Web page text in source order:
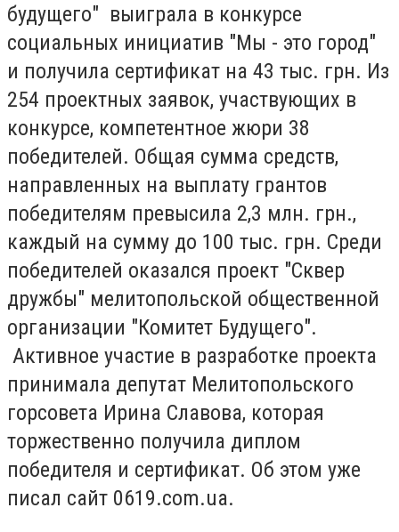
будущего" выиграла в конкурсе
социальных инициатив "Мы - это город"
и получила сертификат на 43 тыс. грн. Из
254 проектных заявок, участвующих в
конкурсе, компетентное жюри 38
победителей. Общая сумма средств,
направленных на выплату грантов
победителям превысила 2,3 млн. грн.,
каждый на сумму до 100 тыс. грн. Среди
победителей оказался проект "Сквер
дружбы" мелитопольской общественной
организации "Комитет Будущего".
Активное участие в разработке проекта
принимала депутат Мелитопольского
горсовета Ирина Славова, которая
торжественно получила диплом
победителя и сертификат. Об этом уже
писал сайт 0619.com.ua.